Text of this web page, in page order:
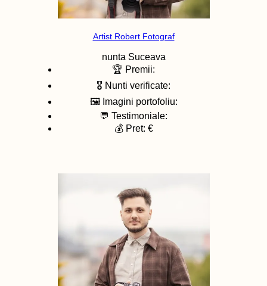
Artist Robert Fotograf
nunta Suceava
🏆 Premii:
🎖️ Nunti verificate:
🖼️ Imagini portofoliu:
💬 Testimoniale:
💰 Pret: €